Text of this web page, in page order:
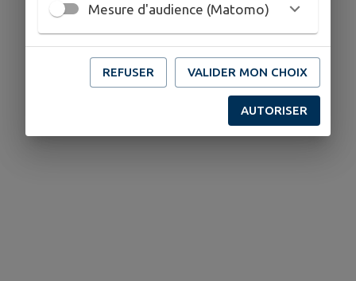
Mesure d'audience (Matomo)
REFUSER VALIDER MON CHOIX
AUTORISER